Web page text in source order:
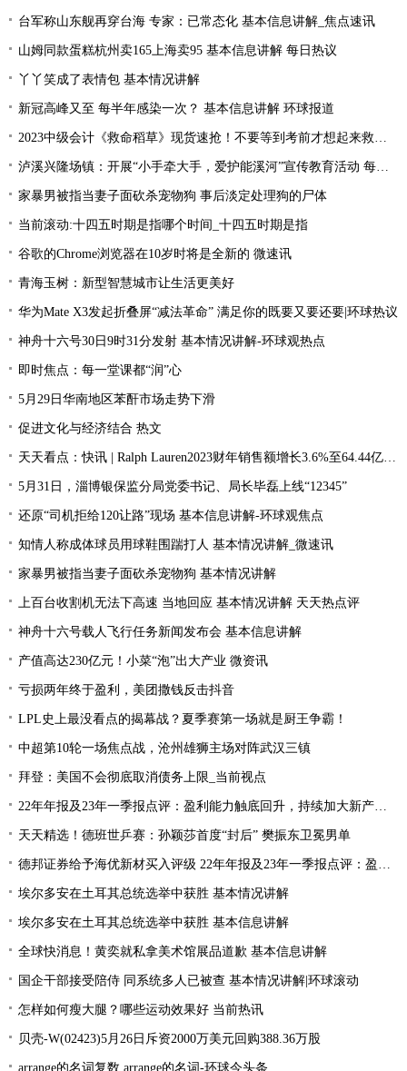
台军称山东舰再穿台海 专家：已常态化 基本信息讲解_焦点速讯
山姆同款蛋糕杭州卖165上海卖95 基本信息讲解 每日热议
丫丫笑成了表情包 基本情况讲解
新冠高峰又至 每半年感染一次？ 基本信息讲解 环球报道
2023中级会计《救命稻草》现货速抢！不要等到考前才想起来救命稻草！
泸溪兴隆场镇：开展“小手牵大手，爱护能溪河”宣传教育活动 每日速读
家暴男被指当妻子面砍杀宠物狗 事后淡定处理狗的尸体
当前滚动:十四五时期是指哪个时间_十四五时期是指
谷歌的Chrome浏览器在10岁时将是全新的 微速讯
青海玉树：新型智慧城市让生活更美好
华为Mate X3发起折叠屏“减法革命” 满足你的既要又要还要|环球热议
神舟十六号30日9时31分发射 基本情况讲解-环球观热点
即时焦点：每一堂课都“润”心
5月29日华南地区苯酐市场走势下滑
促进文化与经济结合 热文
天天看点：快讯 | Ralph Lauren2023财年销售额增长3.6%至64.44亿美元
5月31日，淄博银保监分局党委书记、局长毕磊上线“12345”
还原“司机拒给120让路”现场 基本信息讲解-环球观焦点
知情人称成体球员用球鞋围踹打人 基本情况讲解_微速讯
家暴男被指当妻子面砍杀宠物狗 基本情况讲解
上百台收割机无法下高速 当地回应 基本情况讲解 天天热点评
神舟十六号载人飞行任务新闻发布会 基本信息讲解
产值高达230亿元！小菜“泡”出大产业 微资讯
亏损两年终于盈利，美团撒钱反击抖音
LPL史上最没看点的揭幕战？夏季赛第一场就是厨王争霸！
中超第10轮一场焦点战，沧州雄狮主场对阵武汉三镇
拜登：美国不会彻底取消债务上限_当前视点
22年年报及23年一季报点评：盈利能力触底回升，持续加大新产品研发
天天精选！德班世乒赛：孙颖莎首度“封后” 樊振东卫冕男单
德邦证券给予海优新材买入评级 22年年报及23年一季报点评：盈利能力触底回升 持续加大新产品研发
埃尔多安在土耳其总统选举中获胜 基本情况讲解
埃尔多安在土耳其总统选举中获胜 基本信息讲解
全球快消息！黄奕就私拿美术馆展品道歉 基本信息讲解
国企干部接受陪侍 同系统多人已被查 基本情况讲解|环球滚动
怎样如何瘦大腿？哪些运动效果好 当前热讯
贝壳-W(02423)5月26日斥资2000万美元回购388.36万股
arrange的名词复数 arrange的名词-环球今头条